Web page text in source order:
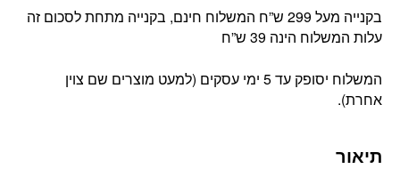
בקנייה מעל 299 ש”ח המשלוח חינם, בקנייה מתחת לסכום זה
עלות המשלוח הינה 39 ש”ח
המשלוח יסופק עד 5 ימי עסקים (למעט מוצרים שם צוין
אחרת).
תיאור